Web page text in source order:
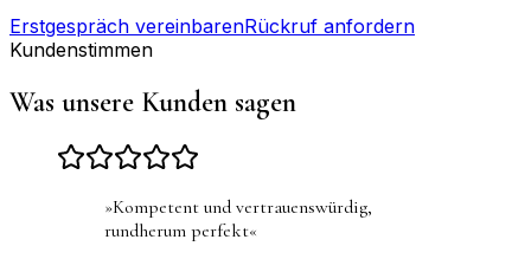
Erstgespräch vereinbarenRückruf anfordern
Kundenstimmen
Was unsere Kunden sagen
»Kompetent und vertrauenswürdig,
rundherum perfekt«